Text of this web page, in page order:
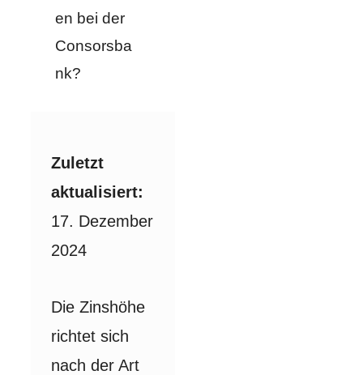
en bei der
Consorsba
nk?
Zuletzt
aktualisiert:
17. Dezember
2024
Die Zinshöhe
richtet sich
nach der Art